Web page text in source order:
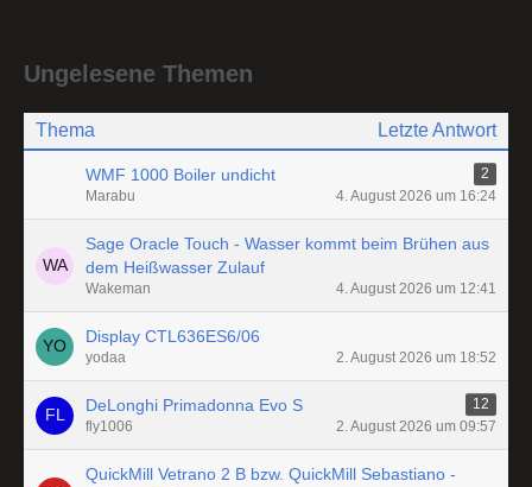
Ungelesene Themen
Thema Letzte Antwort
WMF 1000 Boiler undicht
2
Marabu
4. August 2026 um 16:24
Sage Oracle Touch - Wasser kommt beim Brühen aus
dem Heißwasser Zulauf
Wakeman 4. August 2026 um 12:41
Display CTL636ES6/06
yodaa 2. August 2026 um 18:52
DeLonghi Primadonna Evo S
12
fly1006
2. August 2026 um 09:57
QuickMill Vetrano 2 B bzw. QuickMill Sebastiano -